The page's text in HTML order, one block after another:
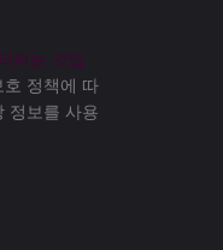
하는 것입
정책에 따
정보를 사용